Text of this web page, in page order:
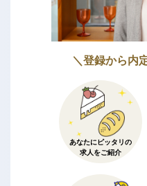
＼登録から内
あなたにピッタリの
求人をご紹介